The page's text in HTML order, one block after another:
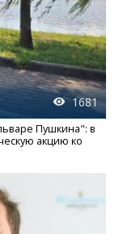
1681
Пушкина": в
акцию ко